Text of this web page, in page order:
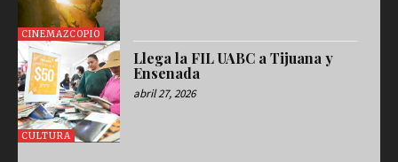
CINEMAZCOPIO
CULTURA
Llega la FIL UABC a Tijuana y
Ensenada
abril 27, 2026